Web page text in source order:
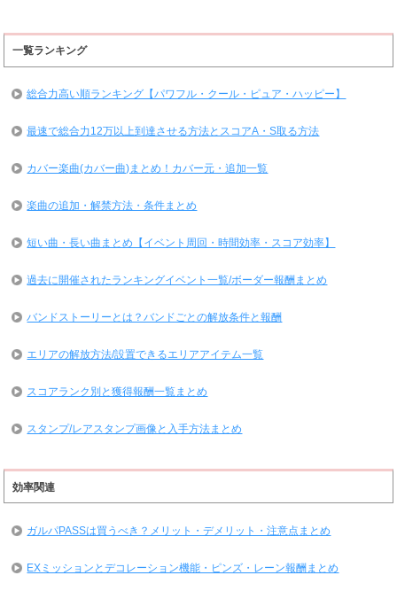
一覧ランキング
総合力高い順ランキング【パワフル・クール・ピュア・ハッピー】
最速で総合力12万以上到達させる方法とスコアA・S取る方法
カバー楽曲(カバー曲)まとめ！カバー元・追加一覧
楽曲の追加・解禁方法・条件まとめ
短い曲・長い曲まとめ【イベント周回・時間効率・スコア効率】
過去に開催されたランキングイベント一覧/ボーダー報酬まとめ
バンドストーリーとは？バンドごとの解放条件と報酬
エリアの解放方法/設置できるエリアアイテム一覧
スコアランク別と獲得報酬一覧まとめ
スタンプ/レアスタンプ画像と入手方法まとめ
効率関連
ガルパPASSは買うべき？メリット・デメリット・注意点まとめ
EXミッションとデコレーション機能・ピンズ・レーン報酬まとめ